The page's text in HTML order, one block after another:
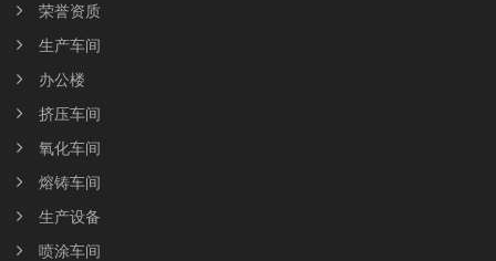
荣誉资质
生产车间
办公楼
挤压车间
氧化车间
熔铸车间
生产设备
喷涂车间